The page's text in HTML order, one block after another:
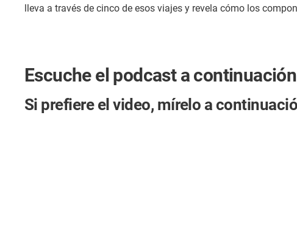
lleva a través de cinco de esos viajes y revela cómo los
Escuche el podcast a
Si prefiere el video, mírelo a